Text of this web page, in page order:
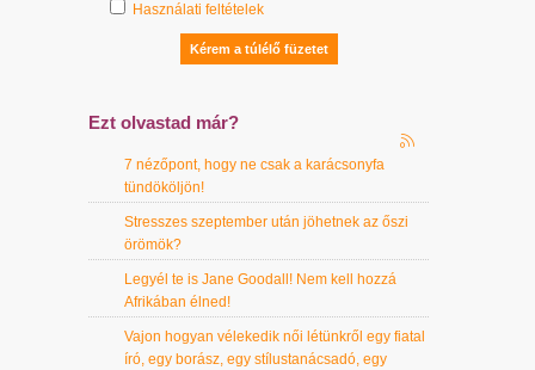
Használati feltételek
Ezt olvastad már?
7 nézőpont, hogy ne csak a karácsonyfa
tündököljön!
Stresszes szeptember után jöhetnek az őszi
örömök?
Legyél te is Jane Goodall! Nem kell hozzá
Afrikában élned!
Vajon hogyan vélekedik női létünkről egy fiatal
író, egy borász, egy stílustanácsadó, egy